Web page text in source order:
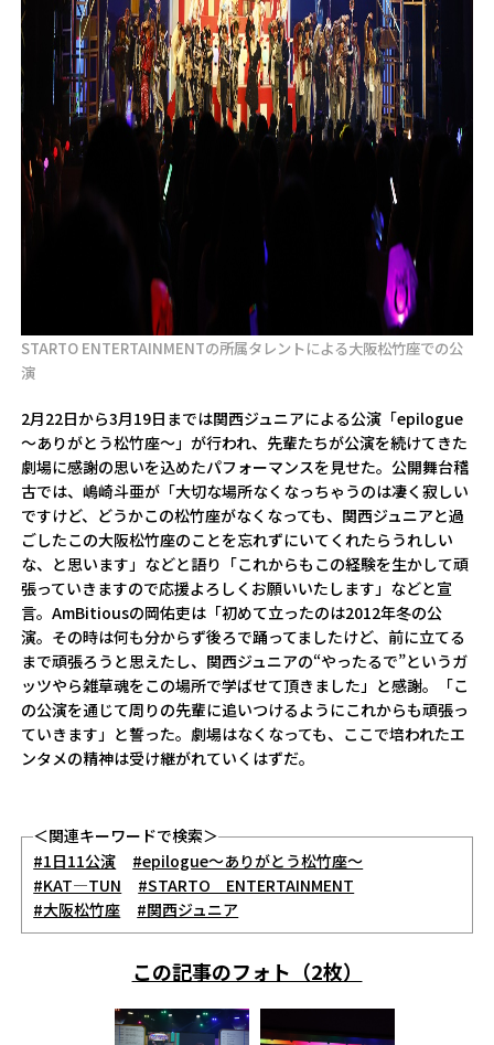
STARTO ENTERTAINMENTの所属タレントによる大阪松竹座での公
演
2月22日から3月19日までは関西ジュニアによる公演「epilogue
～ありがとう松竹座～」が行われ、先輩たちが公演を続けてきた
劇場に感謝の思いを込めたパフォーマンスを見せた。公開舞台稽
古では、嶋崎斗亜が「大切な場所なくなっちゃうのは凄く寂しい
ですけど、どうかこの松竹座がなくなっても、関西ジュニアと過
ごしたこの大阪松竹座のことを忘れずにいてくれたらうれしい
な、と思います」などと語り「これからもこの経験を生かして頑
張っていきますので応援よろしくお願いいたします」などと宣
言。AmBitiousの岡佑吏は「初めて立ったのは2012年冬の公
演。その時は何も分からず後ろで踊ってましたけど、前に立てる
まで頑張ろうと思えたし、関西ジュニアの“やったるで”というガ
ッツやら雑草魂をこの場所で学ばせて頂きました」と感謝。「こ
の公演を通じて周りの先輩に追いつけるようにこれからも頑張っ
ていきます」と誓った。劇場はなくなっても、ここで培われたエ
ンタメの精神は受け継がれていくはずだ。
＜関連キーワードで検索＞
#1日11公演
#epilogue～ありがとう松竹座～
#KAT―TUN
#STARTO ENTERTAINMENT
#大阪松竹座
#関西ジュニア
この記事のフォト（2枚）